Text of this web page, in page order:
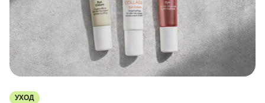
УХОД